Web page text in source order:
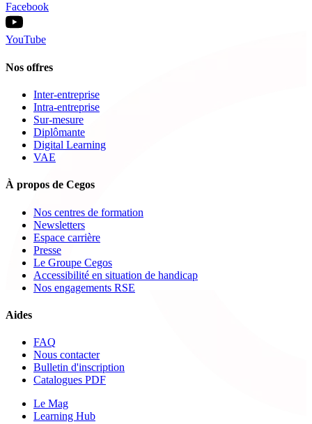
Facebook
YouTube
Nos offres
Inter-entreprise
Intra-entreprise
Sur-mesure
Diplômante
Digital Learning
VAE
À propos de Cegos
Nos centres de formation
Newsletters
Espace carrière
Presse
Le Groupe Cegos
Accessibilité en situation de handicap
Nos engagements RSE
Aides
FAQ
Nous contacter
Bulletin d'inscription
Catalogues PDF
Le Mag
Learning Hub